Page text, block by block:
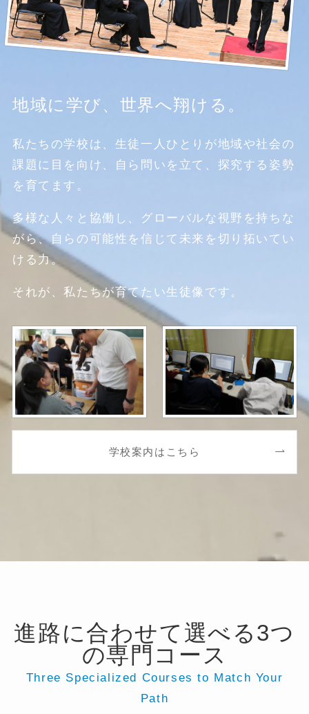
地域に学び、世界へ翔ける。
私たちの学校は、生徒一人ひとりが地域や社会の
課題に目を向け、自ら問いを立て、探究する姿勢
を育てます。
多様な人々と協働し、グローバルな視野を持ちな
がら、自らの可能性を信じて未来を切り拓いてい
ける力。
それが、私たちが育てたい生徒像です。
学校案内はこちら
進路に合わせて選べる3つ
の専門コース
Three Specialized Courses to Match Your
Path